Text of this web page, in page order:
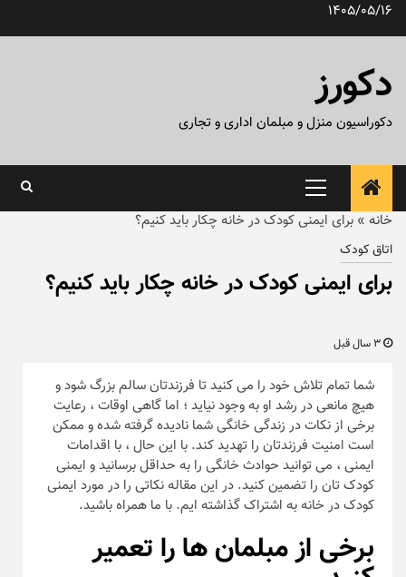
پرش1405/05/16
دکورز
دکوراسیون منزل و مبلمان اداری و تجاری
منوی
اصلی
خانه » برای ایمنی کودک در خانه چکار باید کنیم؟
اتاق کودک
برای ایمنی کودک در خانه چکار باید کنیم؟
شما تمام تلاش خود را می کنید تا فرزندتان سالم بزرگ شود و
هیچ مانعی در رشد او به وجود نیاید ؛ اما گاهی اوقات ، رعایت
برخی از نکات در زندگی خانگی شما نادیده گرفته شده و ممکن
است امنیت فرزندتان را تهدید کند. با این حال ، با اقدامات
ایمنی ، می توانید حوادث خانگی را به حداقل برسانید و ایمنی
کودک تان را تضمین کنید. در این مقاله نکاتی را در مورد ایمنی
کودک در خانه به اشتراک گذاشته ایم. با ما همراه باشید.
برخی از مبلمان ها را تعمیر